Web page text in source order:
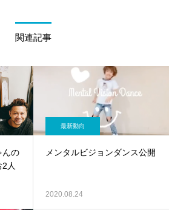
関連記事
んの
人
最新動向
メンタルビジョンダンス公開
2020.08.24